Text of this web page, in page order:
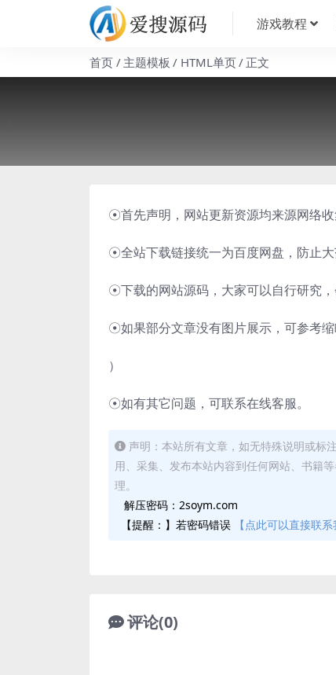
游戏教程
首页 主题模板 HTML单页 正文
☉首先声明，网站更新资源均来源网络
☉全站下载链接统一为百度网盘，防止大
☉下载的网站源码，大家可以自行研究，
☉如果部分文章没有图片展示，可参考缩
）
☉如有其它问题，可联系在线客服。
声明：本站所有文章，如无特殊说明或标
用、采集、发布本站内容到任何网站、书籍
理。
解压密码：2soym.com
【提醒：】若密码错误
【点此可以直接联系
评论(0)